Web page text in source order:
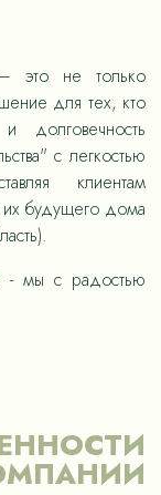
– это не только
для тех, кто
долговечность
с легкостью
клиентам
будущего дома
- мы с радостью